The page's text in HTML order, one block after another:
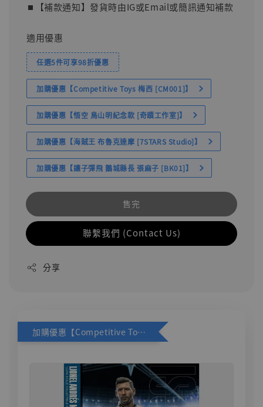
⏹︎【補款通知】發貨時由IG或Email或簡訊通知補款
適用優惠
任選5件可享98折優惠
加購優惠【Competitive Toys 梅西 [CM001]】
加購優惠【悟空 鳥山明紀念款 [奇蹟工作室]】
加購優惠【海賊王 布魯克達摩 [7STARS Studio]】
加購優惠【讓子彈飛 鵝城縣長 張麻子 [BK01]】
售完
聯繫我們 (Contact Us)
分享
加購優惠【Competitive Toys 梅西 [CM001]】